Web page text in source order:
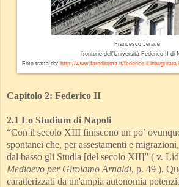
Francesco Jerace
frontone dell'Università Federico II di
Foto tratta da: http://www.farodiroma.it/federico-ii-
Capitolo 2: Federico II
2.1 Lo Studium di Napoli
“Con il secolo XIII finiscono un po’
spontanei che, per assestamenti e
dal basso gli Studia [del secolo XII]” ( v.
Medioevo per Girolamo Arnaldi, p. 49 ).
caratterizzati da un'ampia autonomia